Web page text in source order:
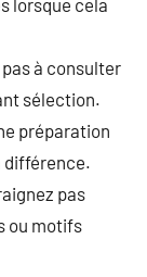
lorsque cela
pas à consulter
sélection.
préparation
différence.
pas
ou motifs